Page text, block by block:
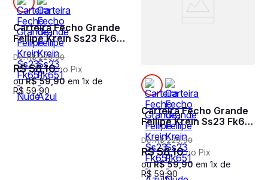
Carteira Fecho Grande
Fellipe Krein Ss23 Fk651
- Nude
De:R$ 229,90
R$58,10no Pix
ouR$ 59,90 em 1x de
R$ 59,90
Carteira Fecho Grande
Fellipe Krein Ss23 Fk651
- Azul
De:R$ 229,90
R$58,10no Pix
ouR$ 59,90 em 1x de
R$ 59,90